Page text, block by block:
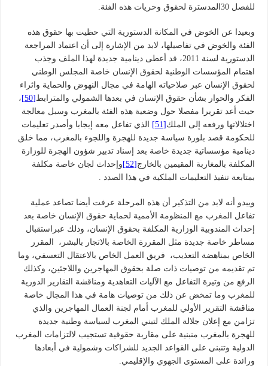
للفصل 30المدسترة لحقوق وحريات هذه الفئة.
وبعيدا عن الخوض في المكانة الدستورية التي حظيت بها حقوق هذه
الفئة والخوض في تفاصيلها، لابد من الإشارة إلى أن اعتماد المراجعة
الدستورية لسنة 2011، قد أعطى دينامية جديدة لهذا الملف وجذب
اهتمام المؤسسات الوطنية لحقوق الإنسان خاصة المجلس الوطني
لحقوق الإنسان عبر صلاحياته الهامة في مجال النهوض والحماية واثراء
الفكر والحوار بشأن حقوق الإنسان في بعدها الشمولي والمترابط[50]
،
حيث أعد تقريرا مفصلا حول وضعية هذه الفئة بالمغرب وسبل معالجة
اختلالاتها ورفعه إلى الملك[51]
الذي تفاعل معه إيجابا وأصدر تعليمات
للحكومة قصد بلورة سياسة جديدة للهجرة واللجوء بالمغرب، مما خلق
دينامية مؤسساتية جديدة خاصة بعد إسناد تدبير شؤون الهجرة للوزارة
المكلفة بالمغاربة المقيمين بالخارج[52]
وإحداث لجان خاصة مكلفة
بمتابعة تنفيذ التعليمات الملكية في هذا الصدد .
ويبدو أنه لابد من التذكير أن هذه المرحلة عرفت أيضا تصاعد عملية
تفاعل المغرب مع المنظومة الأممية لحماية حقوق الإنسان خاصة بعد
إحداث المندوبية الوزارية المكلفة بحقوق الإنسان، وذلك عبراستقبال
مساطر خاصة جديدة مثل المقررة الخاصة بالاتجار بالبشر، المقرر
الخاص بمناهضة التعذيب، فريق العمل الخاص بالاعتقال التعسفي، وما
تم تقديمه من توصيات ذات صلة بحقوق المهاجرين واللاجئين، وكذلك
الرفع من وتيرة التفاعل مع الآليات التعاهدية ومناقشة التقارير الدورية
للمغرب وما تمخض عن ذلك من توصيات هامة في هذا المجال خاصة
مناقشة التقرير الأولي للمغرب أمام لجنة العمال المهاجرين والذي
تزامن مع إعلان جلالة الملك لتبني المغرب لسياسة وطنية جديدة
للهجرة بالمغرب منبنية على مقاربة حقوقية تستجيب لالتزامات المغرب
الدولية وتنبني على القواعد الجديد للشراكات وشمولية في أبعادها
ورائدة على المستوى الجهوي والإقليمي.